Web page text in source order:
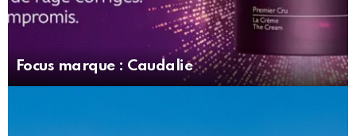
Focus marque : Caudalie